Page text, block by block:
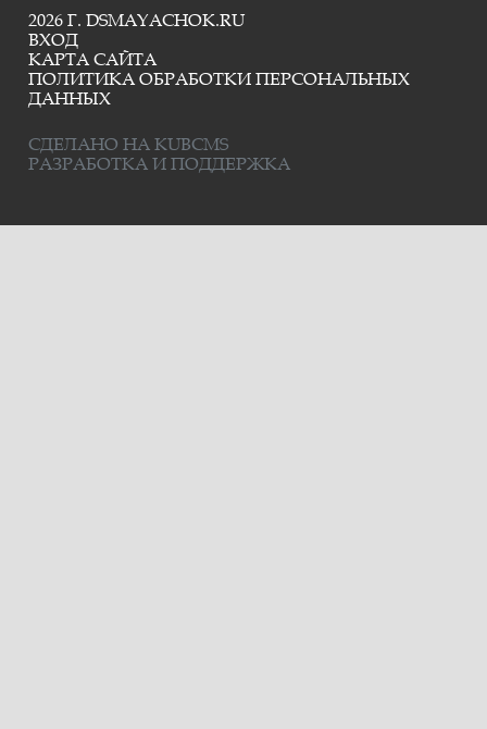
2026 Г. DSMAYACHOK.RU
ВХОД
КАРТА САЙТА
ПОЛИТИКА ОБРАБОТКИ ПЕРСОНАЛЬНЫХ
ДАННЫХ
СДЕЛАНО НА KUBCMS
РАЗРАБОТКА И ПОДДЕРЖКА